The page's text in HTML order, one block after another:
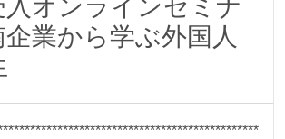
入オンラインセミナ
業から学ぶ外国人